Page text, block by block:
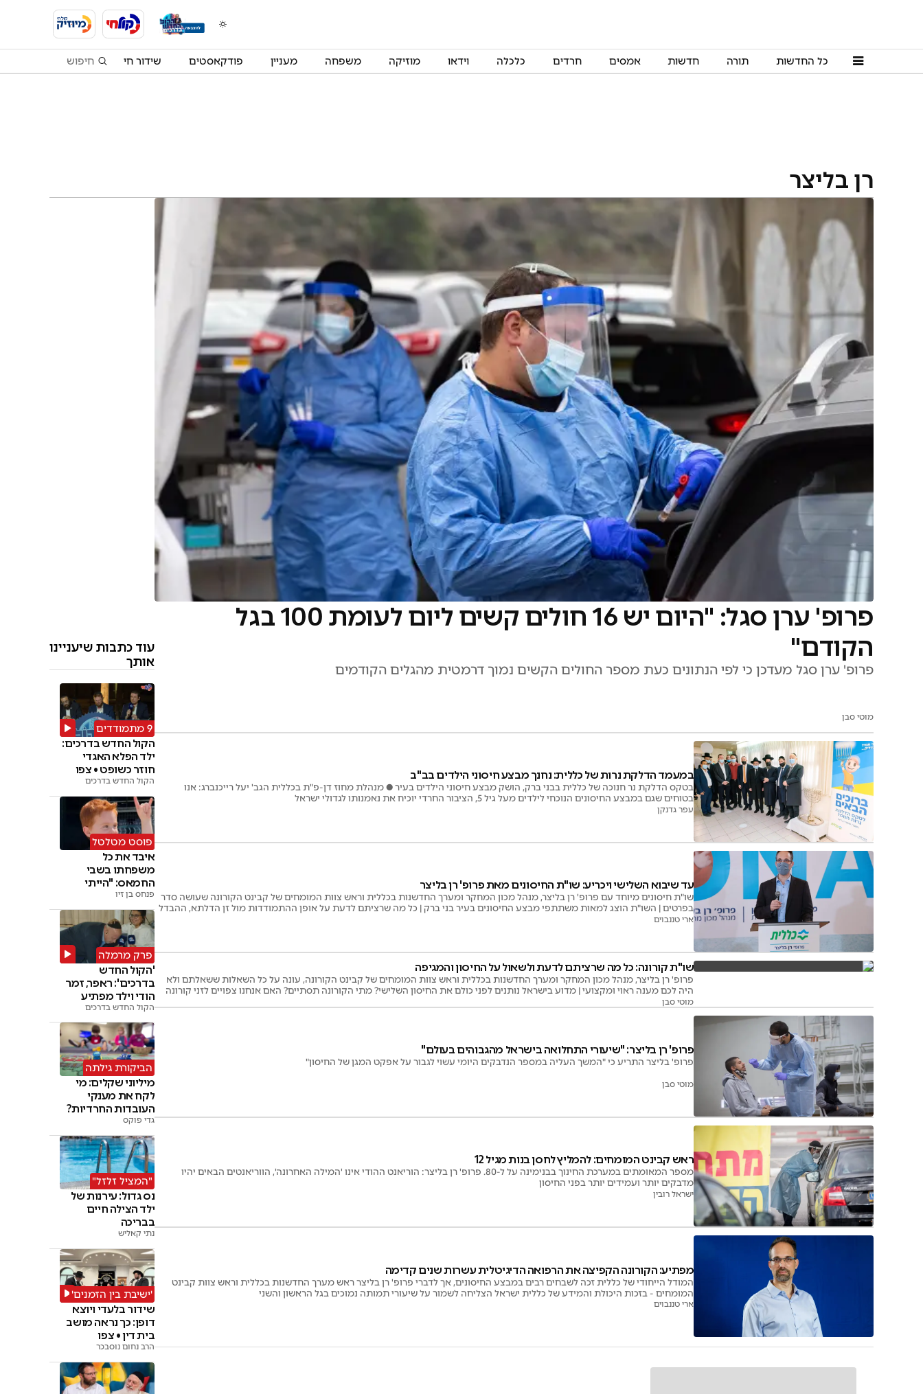
כל החדשות תורה חדשות אמסים חרדים כלכלה וידאו מוזיקה משפחה מעניין פודקאסטים שידור חי
רן בליצר
פרופ' ערן סגל: "היום יש 16 חולים קשים ליום לעומת 100 בגל
הקודם"
פרופ' ערן סגל מעדכן כי לפי הנתונים כעת מספר החולים הקשים נמוך דרמטית מהגלים הקודמים
מוטי סבן
במעמד הדלקת נרות של כללית: נחנך מבצע חיסוני הילדים בב"ב
בטקס הדלקת נר חנוכה של כללית בבני ברק, הושק מבצע חיסוני הילדים בעיר ● מנהלת מחוז דן-פ"ת בכללית הגב' יעל רייכנברג: אנו
בטוחים שגם במבצע החיסונים הנוכחי לילדים מעל גיל 5, הציבור החרדי יוכיח את נאמנותו לגדולי ישראל
עפר גדנקן
עד שיבוא השלישי ויכריע: שו"ת החיסונים מאת פרופ' רן בליצר
שו"ת חיסונים מיוחד עם פרופ' רן בליצר, מנהל מכון המחקר ומערך החדשנות בכללית וראש צוות המומחים של קבינט הקורונה שעושה סדר
בפרטים | השו"ת הוצג למאות משתתפי מבצע החיסונים בעיר בני ברק | כל מה שרציתם לדעת על אופן ההתמודדות מול זן הדלתא, ההבדל
בינו לגלים והזנים הקודמים וההחלטה התקדימית לתת את מנת החיסון השלישית
ארי טננבוים
שו"ת קורונה: כל מה שרציתם לדעת ולשאול על החיסון והמגיפה
פרופ' רן בליצר, מנהל מכון המחקר ומערך החדשנות בכללית וראש צוות המומחים של קבינט הקורונה, עונה על כל השאלות ששאלתם ולא
היה לכם מענה ראוי ומקצועי | מדוע בישראל נותנים לפני כולם את החיסון השלישי? מתי הקורונה תסתיים? האם אנחנו צפויים לזני קורונה
נוספים?
מוטי סבן
פרופ' רן בליצר: "שיעורי התחלואה בישראל מהגבוהים בעולם"
פרופ' בליצר התריע כי "המשך העליה במספר הנדבקים היומי עשוי לגבור על אפקט המגן של החיסון"
מוטי סבן
ראש קבינט המומחים: להמליץ לחסן בנות מגיל 12
מספר המאומתים במערכת החינוך בבנימינה על ל-80. פרופ' רן בליצר: הוריאנט ההודי אינו 'המילה האחרונה', הווריאנטים הבאים יהיו
מדבקים יותר ועמידים יותר בפני החיסון
ישראל רובין
מפתיע: הקורונה הקפיצה את הרפואה הדיגיטלית עשרות שנים קדימה
המודל הייחודי של כללית זכה לשבחים רבים במבצע החיסונים, אך לדברי פרופ' רן בליצר ראש מערך החדשנות בכללית וראש צוות קבינט
המומחים - בזכות היכולת והמידע של כללית ישראל הצליחה לשמור על שיעורי תמותה נמוכים בגל הראשון והשני
ארי טננבוים
עוד כתבות שיעניינו
אותך
9 מתמודדים
הקול החדש בדרכים:
ילד הפלא האגדי
חוזר כשופט • צפו
הקול החדש בדרכים
פוסט מטלטל
איבד את כל
משפחתו בשבי
החמאס: "הייתי
מוותר על החיים"
פנחס בן זיו
פרק מרמלה
'הקול החדש
בדרכים': ראפר, זמר
הודי וילד מפתיע
בניידת
הקול החדש בדרכים
הביקורת גילתה
מיליוני שקלים: מי
לקח את מענקי
העובדות החרדיות?
גדי פוקס
"המציל זלזל"
נס גדול: עירנות של
ילד הצילה חיים
בבריכה
נתי קאליש
'ישיבת בין הזמנים'
שידור בלעדי ויוצא
דופן: כך נראה מושב
בית דין • צפו
הרב נחום נוסבכר